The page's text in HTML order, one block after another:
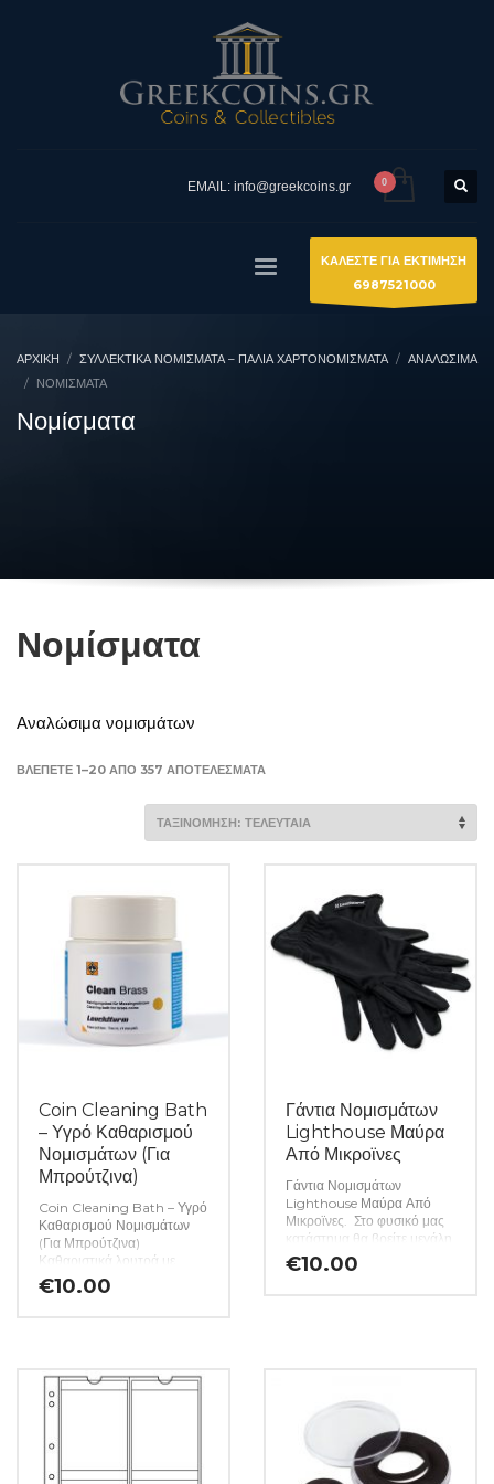
EMAIL: info@greekcoins.gr
ΚΑΛΕΣΤΕ ΓΙΑ ΕΚΤΙΜΗΣΗ
6987521000
ΑΡΧΙΚΉ ΣΥΛΛΕΚΤΙΚΆ ΝΟΜΊΣΜΑΤΑ – ΠΑΛΙΆ ΧΑΡΤΟΝΟΜΊΣΜΑΤΑ
ΑΝΑΛΩΣΙΜΑ
ΝΟΜΊΣΜΑΤΑ
Νομίσματα
Νομίσματα
Αναλώσιμα νομισμάτων
ΒΛΈΠΕΤΕ 1–20 ΑΠΌ 357 ΑΠΟΤΕΛΈΣΜΑΤΑ
LATEST
Coin Cleaning Bath
– Υγρό Καθαρισμού
Νομισμάτων (Για
Μπρούτζινα)
Coin Cleaning Bath – Υγρό
Καθαρισμού Νομισμάτων
(Για Μπρούτζινα)
Καθαριστικά λουτρά με
υψηλής ποιότητας ουσίες
για άμεση και ήπια
στο λουτρό (η διάρκεια
εξαρτάται από το
οξείδωσης, για περισσότερες
λεπτομέρειες, παρακαλούμε
€10.00
Γάντια Νομισμάτων
Lighthouse Μαύρα
Από Μικροϊνες
Γάντια Νομισμάτων
Lighthouse Μαύρα Από
Μικροϊνες. Στο φυσικό μας
κατάστημα θα βρείτε μεγάλη
ποικιλία ελληνικών και ξένων
νομισμάτων και
€10.00